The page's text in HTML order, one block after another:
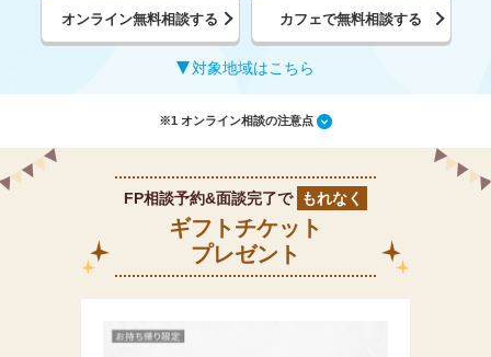
オンライン無料相談する カフェで無料相談する
対象地域はこちら
※1 オンライン相談の注意点
FP相談予約&面談完了で もれなく
ギフトチケット
プレゼント